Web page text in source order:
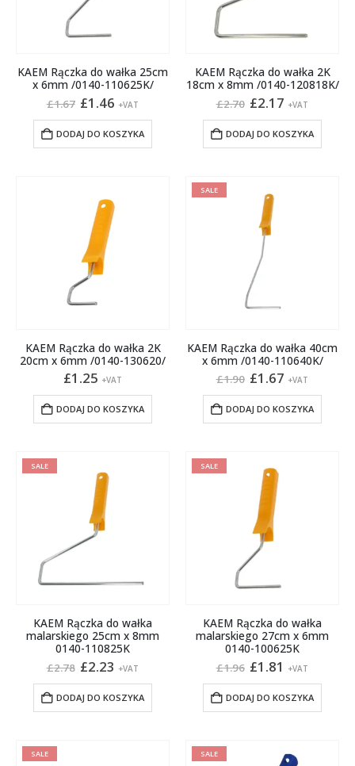
KAEM Rączka do wałka 25cm
x 6mm /0140-110625K/
£1.67 Pierwotna
wynosiła:
£1.67.
£1.46 Aktualna
wynosi:
£1.46.
+VAT
DODAJ DO KOSZYKA
KAEM Rączka do wałka 2K
18cm x 8mm /0140-120818K/
£2.70 Pierwotna
wynosiła:
£2.70.
£2.17 Aktualna
wynosi:
£2.17.
+VAT
DODAJ DO KOSZYKA
KAEM Rączka do wałka 2K
20cm x 6mm /0140-130620/
£1.25 +VAT
DODAJ DO KOSZYKA
SALE
KAEM Rączka do wałka 40cm
x 6mm /0140-110640K/
£1.90 Pierwotna
wynosiła:
£1.90.
£1.67 Aktualna
wynosi:
£1.67.
+VAT
DODAJ DO KOSZYKA
SALE
KAEM Rączka do wałka
malarskiego 25cm x 8mm
0140-110825K
£2.78 Pierwotna
wynosiła:
£2.78.
£2.23 Aktualna
wynosi:
£2.23.
+VAT
DODAJ DO KOSZYKA
SALE
KAEM Rączka do wałka
malarskiego 27cm x 6mm
0140-100625K
£1.96 Pierwotna
wynosiła:
£1.96.
£1.81 Aktualna
wynosi:
£1.81.
+VAT
DODAJ DO KOSZYKA
SALE SALE